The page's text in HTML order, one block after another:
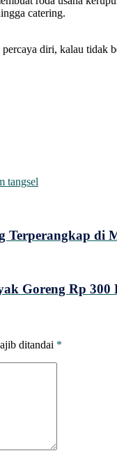
catering.
percaya diri, kalau tidak
tangsel
Terperangkap di
Goreng Rp 300
ditandai *